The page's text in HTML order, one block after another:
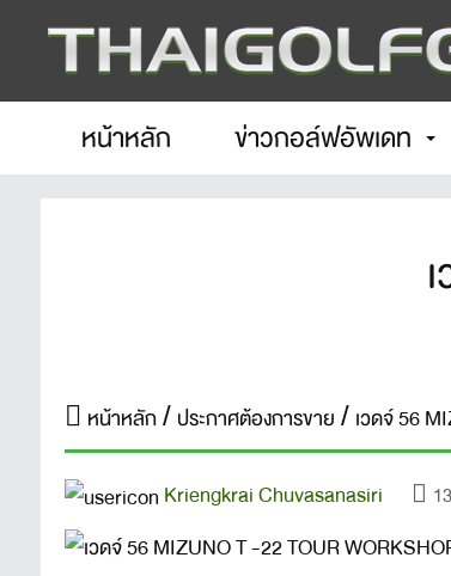
หน้าหลัก ข่าวกอล์ฟอัพเดท
หน้าหลัก ประกาศต้องการขาย เวดจ์ 56
Kriengkrai Chuvasanasiri